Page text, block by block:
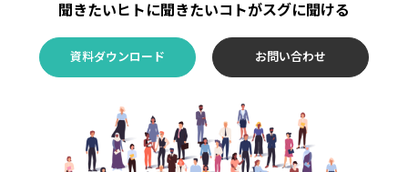
聞きたいヒトに聞きたいコトがスグに聞ける
資料ダウンロード お問い合わせ